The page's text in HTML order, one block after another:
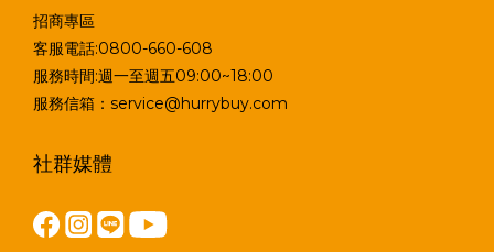
招商專區
客服電話:0800-660-608
服務時間:週一至週五09:00~18:00
服務信箱：service@hurrybuy.com
社群媒體